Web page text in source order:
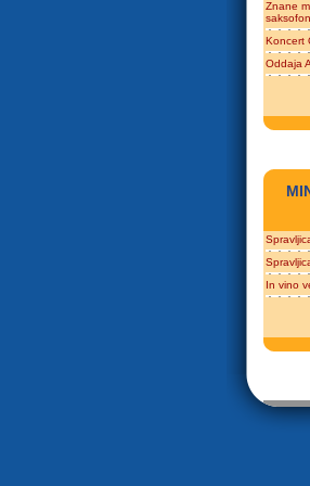
Znane
Koncert
Oddaja
In vino